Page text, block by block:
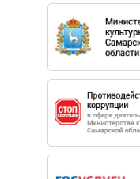
театра. Играет
Ванина «Пир
Кучумова «Бешеные
Корпелова
Президента
С 2005 г. – актер
Валерий